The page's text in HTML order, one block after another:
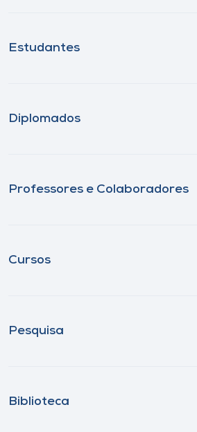
Estudantes
Diplomados
Professores e Colaboradores
Cursos
Pesquisa
Biblioteca